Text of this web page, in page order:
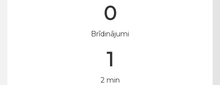
0
Brīdinājumi
1
2 min